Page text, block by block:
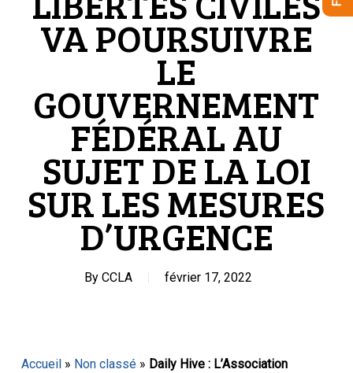
VA POURSUIVRE
LE
GOUVERNEMENT
FÉDÉRAL AU
SUJET DE LA LOI
SUR LES MESURES
D’URGENCE
By CCLA février 17, 2022
Accueil» Non classé» Daily Hive : L’Association